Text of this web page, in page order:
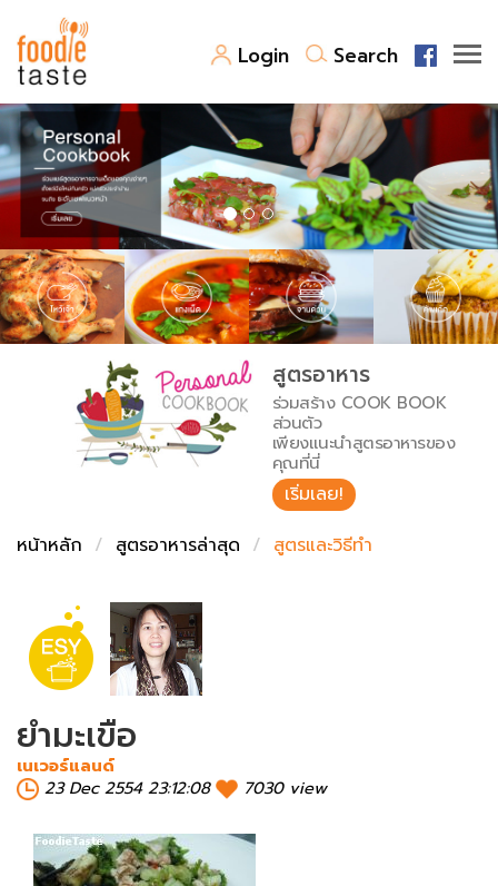
Login Search
สูตรอาหาร
สูตรอาหารล่าสุด
Top Foodie
พาไปชิม
สารพันก้นครัว
เคล็ดลับน่ารู้
เปรียบเทียบหน่วยการตวง
เปรียบเทียบอุณหภูมิ
เปรียบเทียบน้ำหนักวัตถุดิบ
FoodPedia
สร้าง Cookbook
สูตรอาหาร
ร่วมสร้าง COOK BOOK
ส่วนตัว
เพียงแนะนำสูตรอาหารของ
คุณที่นี่
เริ่มเลย!
หน้าหลัก
สูตรอาหารล่าสุด สูตรและวิธีทำ
ยำมะเขือ
เนเวอร์แลนด์
23 Dec 2554 23:12:08
7030 view